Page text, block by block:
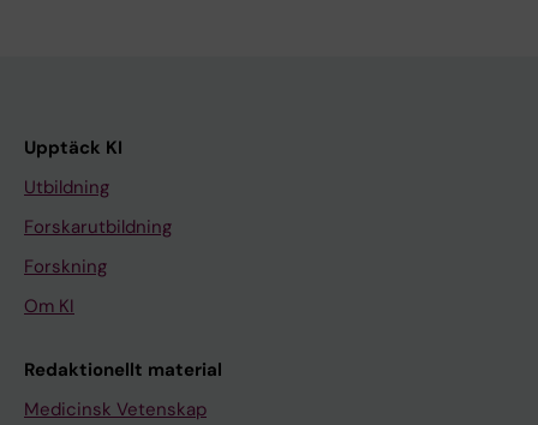
Upptäck KI
Utbildning
Forskarutbildning
Forskning
Om KI
Redaktionellt material
Medicinsk Vetenskap